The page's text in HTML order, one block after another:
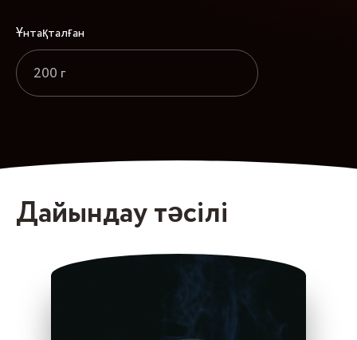
Ұнтақталған
200 г
Дайындау тәсілі